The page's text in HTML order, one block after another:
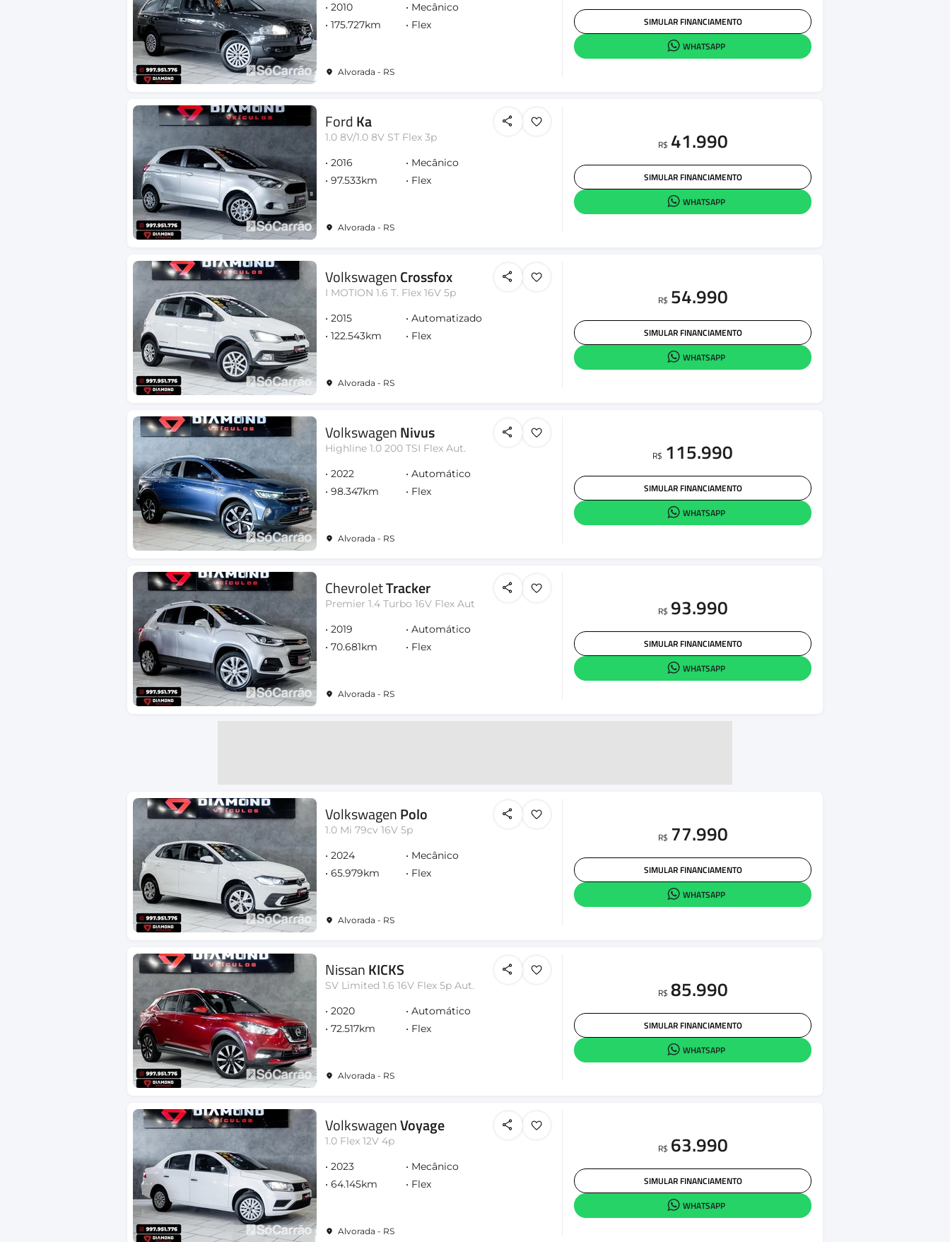
2010
Mecânico
175.727km
Flex
Alvorada - RS
SIMULAR FINANCIAMENTO
WHATSAPP
FordKa
1.0 8V/1.0 8V ST Flex 3p
2016
Mecânico
97.533km
Flex
Alvorada - RS
R$ 41.990
SIMULAR FINANCIAMENTO
WHATSAPP
VolkswagenCrossfox
I MOTION 1.6 T. Flex 16V 5p
2015
Automatizado
122.543km
Flex
Alvorada - RS
R$ 54.990
SIMULAR FINANCIAMENTO
WHATSAPP
VolkswagenNivus
Highline 1.0 200 TSI Flex Aut.
2022
Automático
98.347km
Flex
Alvorada - RS
R$ 115.990
SIMULAR FINANCIAMENTO
WHATSAPP
ChevroletTracker
Premier 1.4 Turbo 16V Flex Aut
2019
Automático
70.681km
Flex
Alvorada - RS
R$ 93.990
SIMULAR FINANCIAMENTO
WHATSAPP
VolkswagenPolo
1.0 Mi 79cv 16V 5p
2024
Mecânico
65.979km
Flex
Alvorada - RS
R$ 77.990
SIMULAR FINANCIAMENTO
WHATSAPP
NissanKICKS
SV Limited 1.6 16V Flex 5p Aut.
2020
Automático
72.517km
Flex
Alvorada - RS
R$ 85.990
SIMULAR FINANCIAMENTO
WHATSAPP
VolkswagenVoyage
1.0 Flex 12V 4p
2023
Mecânico
64.145km
Flex
Alvorada - RS
R$ 63.990
SIMULAR FINANCIAMENTO
WHATSAPP